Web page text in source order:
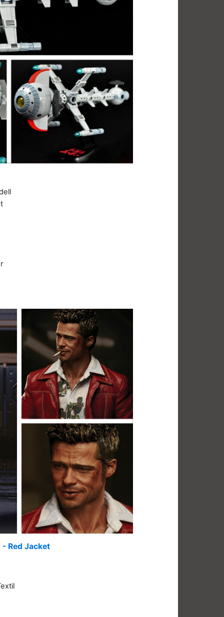
Red Jacket